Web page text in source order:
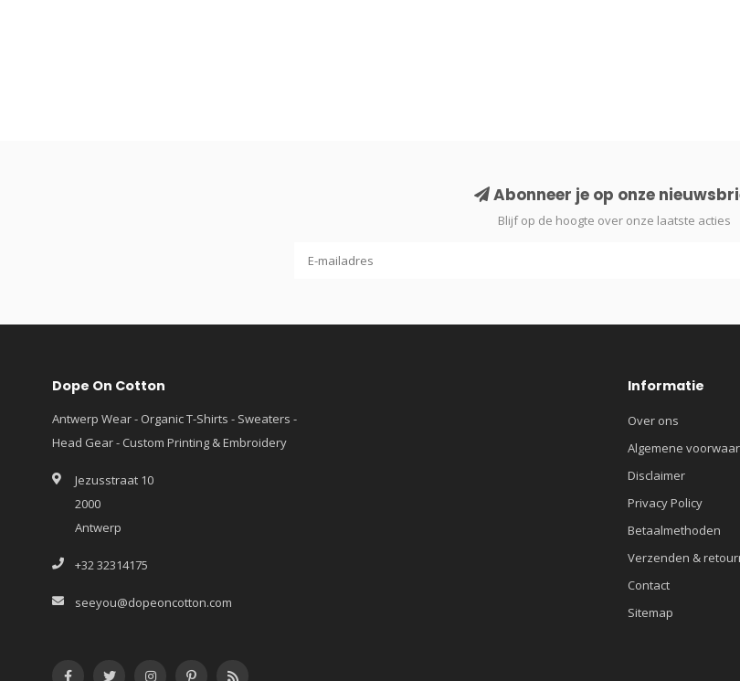
Abonneer je op onze
Blijf op de hoogte over onze laatste acties
Dope On Cotton
Antwerp Wear - Organic T-Shirts - Sweaters -
Head Gear - Custom Printing & Embroidery
Jezusstraat 10
2000
Antwerp
+32 32314175
seeyou@dopeoncotton.com
Informatie
Over ons
Algemene
Disclaimer
Privacy Policy
Betaalmethoden
Verzenden &
Contact
Sitemap